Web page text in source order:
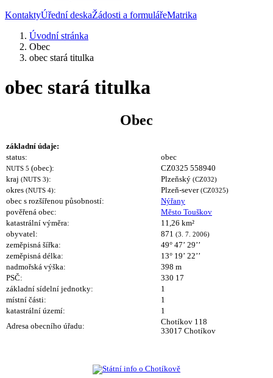
KontaktyÚřední deskaŽádosti a formulářeMatrika
Úvodní stránka
Obec
obec stará titulka
obec stará titulka
Obec
základní údaje:
status:
obec
NUTS 5 (obec):
CZ0325 558940
kraj (NUTS 3): Plzeňský (CZ032)
okres (NUTS 4): Plzeň-sever(CZ0325)
obec s rozšířenou působností:
Nýřany
pověřená obec:
Město Touškov
katastrální výměra:
11,26 km²
obyvatel:
871 (3. 7. 2006)
zeměpisná šířka:
49° 47’ 29’’
zeměpisná délka:
13° 19’ 22’’
nadmořská výška:
398 m
PSČ:
330 17
základní sídelní jednotky:
1
místní části:
1
katastrální území:
1
Adresa obecního úřadu:
Chotíkov 118
33017 Chotíkov